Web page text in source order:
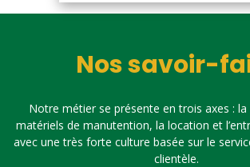
Nos savoir-
Notre métier se présente en trois axes :
matériels de manutention, la location et
avec une très forte culture basée sur le
clientèle.